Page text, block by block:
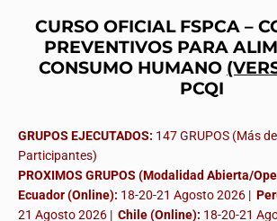
CURSO OFICIAL FSPCA –
PREVENTIVOS PARA
CONSUMO HUMANO
PCQI
GRUPOS EJECUTADOS: 147 GRUPOS (Más
Participantes)
PROXIMOS GRUPOS (Modalidad Abierta/
Ecuador (Online): 18-20-21 Agosto 2026 |
21 Agosto 2026 | Chile (Online): 18-20-21